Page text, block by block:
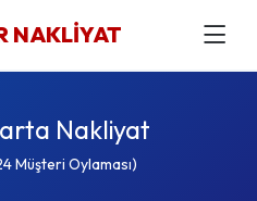
NAKLİYAT
Nakliyat
Müşteri Oylaması)